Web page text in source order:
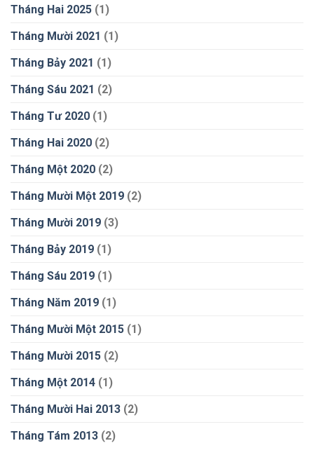
Tháng Hai 2025 (1)
Tháng Mười 2021 (1)
Tháng Bảy 2021 (1)
Tháng Sáu 2021 (2)
Tháng Tư 2020 (1)
Tháng Hai 2020 (2)
Tháng Một 2020 (2)
Tháng Mười Một 2019 (2)
Tháng Mười 2019 (3)
Tháng Bảy 2019 (1)
Tháng Sáu 2019 (1)
Tháng Năm 2019 (1)
Tháng Mười Một 2015 (1)
Tháng Mười 2015 (2)
Tháng Một 2014 (1)
Tháng Mười Hai 2013 (2)
Tháng Tám 2013 (2)